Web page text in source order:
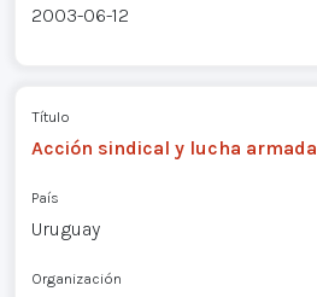
2003-06-12
Título
Acción sindical y lucha armada
País
Uruguay
Organización